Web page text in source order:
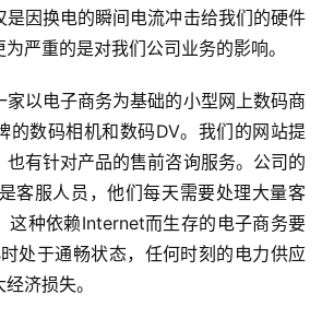
是因换电的瞬间电流冲击给我们的硬件
严重的是对我们公司业务的影响。
以电子商务为基础的小型网上数码商
的数码相机和数码DV。我们的网站提
有针对产品的售前咨询服务。公司的
客服人员，他们每天需要处理大量客
这种依赖Internet而生存的电子商务要
处于通畅状态，任何时刻的电力供应
济损失。